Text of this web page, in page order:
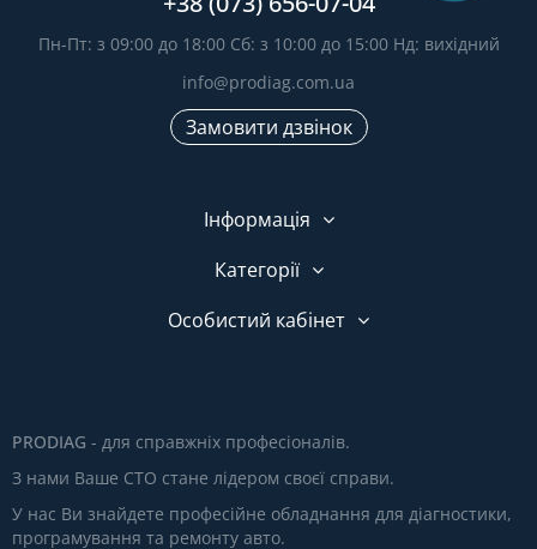
Пн-Пт: з 09:00 до 18:00 Сб: з 10:00 до 15:00 Нд: вихідний
info@prodiag.com.ua
Замовити дзвінок
Інформація
Категорії
Особистий кабінет
PRODIAG - для справжніх професіоналів.
З нами Ваше СТО стане лідером своєї справи.
У нас Ви знайдете професійне обладнання для діагностики,
програмування та ремонту авто.